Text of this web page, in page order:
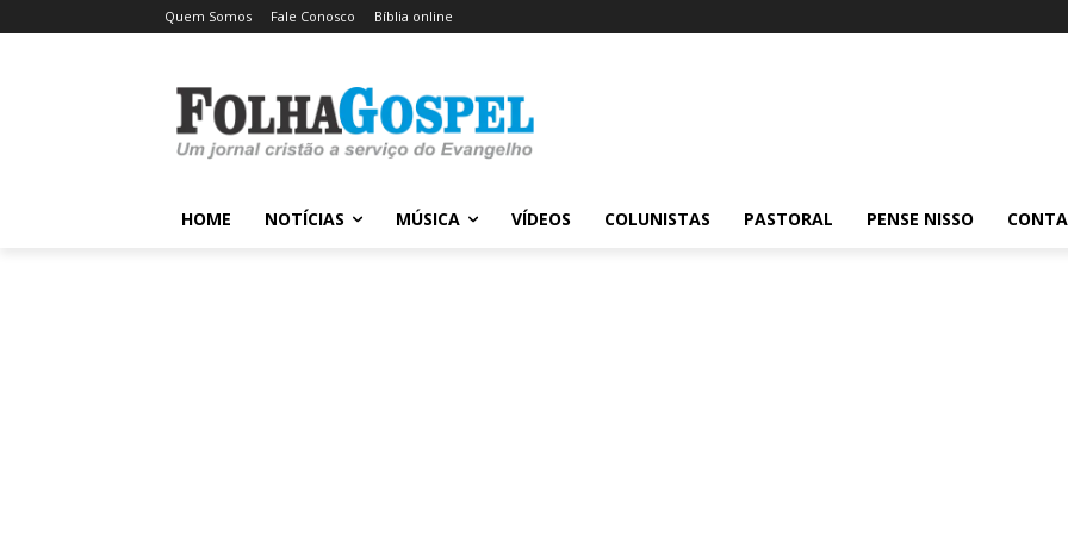
Quem Somos Fale Conosco Bíblia online
HOME NOTÍCIAS MÚSICA VÍDEOS COLUNISTAS PASTORAL PENSE NISSO